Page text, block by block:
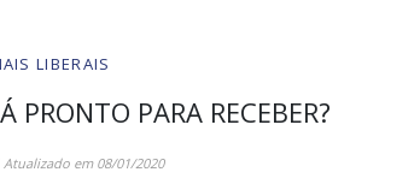
LIBERAIS
PRONTO PARA RECEBER?
em 08/01/2020